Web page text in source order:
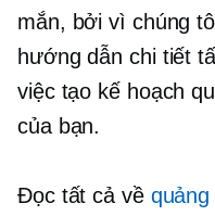
mắn, bởi vì chúng
hướng dẫn chi tiết
việc tạo kế hoạch
của bạn.
Đọc tất cả về